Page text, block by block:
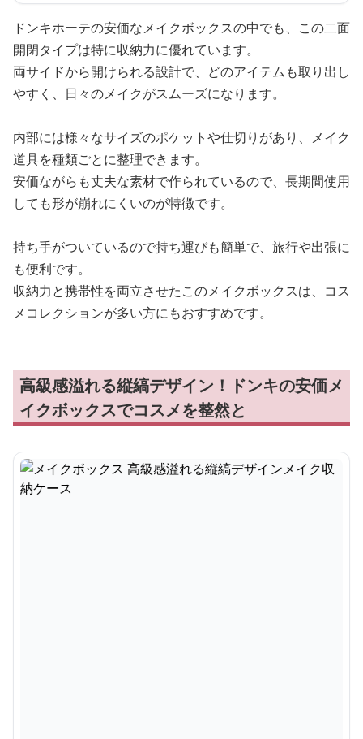
ドンキホーテの安価なメイクボックスの中でも、この二面
開閉タイプは特に収納力に優れています。
両サイドから開けられる設計で、どのアイテムも取り出し
やすく、日々のメイクがスムーズになります。
内部には様々なサイズのポケットや仕切りがあり、メイク
道具を種類ごとに整理できます。
安価ながらも丈夫な素材で作られているので、長期間使用
しても形が崩れにくいのが特徴です。
持ち手がついているので持ち運びも簡単で、旅行や出張に
も便利です。
収納力と携帯性を両立させたこのメイクボックスは、コス
メコレクションが多い方にもおすすめです。
高級感溢れる縦縞デザイン！ドンキの安価メ
イクボックスでコスメを整然と